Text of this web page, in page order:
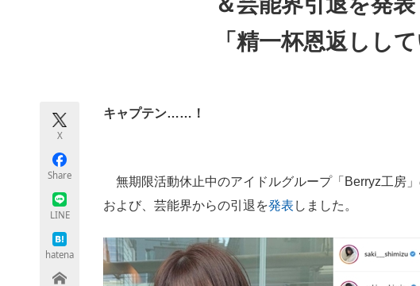
「精一杯恩返しし
X
Share
LINE
hatena
キャプテン……！
無期限活動休止中のアイドルグループ「Berryz工房
および、芸能界からの引退を発表 しました。